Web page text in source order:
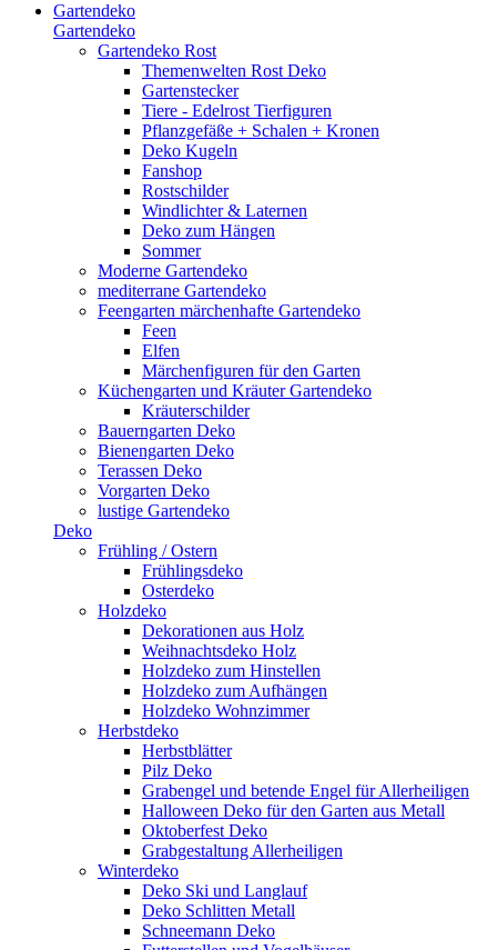
Gartendeko
Gartendeko
Gartendeko Rost
Themenwelten Rost Deko
Gartenstecker
Tiere - Edelrost Tierfiguren
Pflanzgefäße + Schalen + Kronen
Deko Kugeln
Fanshop
Rostschilder
Windlichter & Laternen
Deko zum Hängen
Sommer
Moderne Gartendeko
mediterrane Gartendeko
Feengarten märchenhafte Gartendeko
Feen
Elfen
Märchenfiguren für den Garten
Küchengarten und Kräuter Gartendeko
Kräuterschilder
Bauerngarten Deko
Bienengarten Deko
Terassen Deko
Vorgarten Deko
lustige Gartendeko
Deko
Frühling / Ostern
Frühlingsdeko
Osterdeko
Holzdeko
Dekorationen aus Holz
Weihnachtsdeko Holz
Holzdeko zum Hinstellen
Holzdeko zum Aufhängen
Holzdeko Wohnzimmer
Herbstdeko
Herbstblätter
Pilz Deko
Grabengel und betende Engel für Allerheiligen
Halloween Deko für den Garten aus Metall
Oktoberfest Deko
Grabgestaltung Allerheiligen
Winterdeko
Deko Ski und Langlauf
Deko Schlitten Metall
Schneemann Deko